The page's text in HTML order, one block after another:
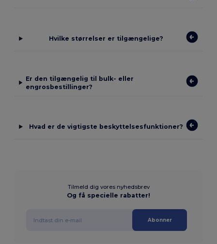
Hvilke størrelser er tilgængelige?
Er den tilgængelig til bulk- eller
engrosbestillinger?
Hvad er de vigtigste beskyttelsesfunktioner?
Tilmeld dig vores nyhedsbrev
Og få specielle rabatter!
Abonner